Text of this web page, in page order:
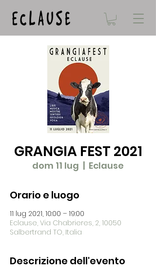
GRANGIA FEST 2021
dom 11 lug
  |
Eclause
Orario e luogo
11 lug 2021, 10:00 – 19:00
Eclause, Via Chabrieres, 2, 10050
Salbertrand TO, Italia
Descrizione dell'evento